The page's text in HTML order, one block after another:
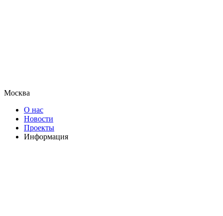
Москва
О нас
Новости
Проекты
Информация